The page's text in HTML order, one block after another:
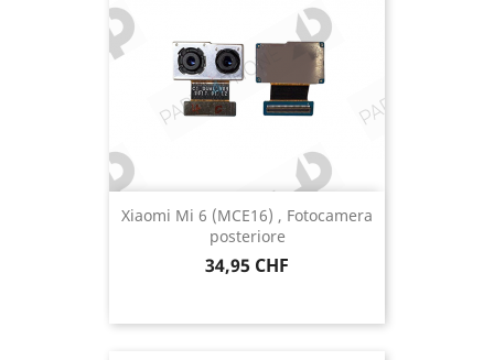
Xiaomi Mi 6 (MCE16) , Fotocamera
posteriore
Prezzo
34,95 CHF